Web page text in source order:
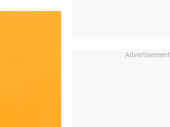
Advertisement